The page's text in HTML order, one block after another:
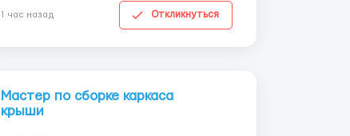
1 час назад Откликнуться
Мастер по сборке каркаса
крыши